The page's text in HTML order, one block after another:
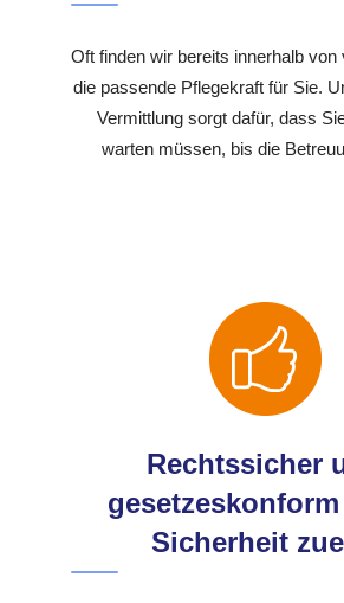
Oft finden wir bereits innerhalb von
die passende Pflegekraft für Sie.
Vermittlung sorgt dafür, dass
warten müssen, bis die
Rechtssicher
Sicherheit